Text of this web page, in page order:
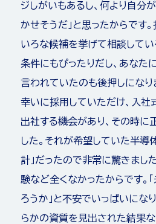
ジしがいもあるし、何より自分
かせそうだ」と思ったからです
いろな候補を挙げて相談してい
条件にもぴったりだし、あなた
言われていたのも後押しになり
幸いに採用していただけ、入社
出社する機会があり、その時に
した。それが希望していた半導
計」だったので非常に驚きまし
験など全くなかったからです。
ろうか」と不安でいっぱいにな
らかの資質を見出された結果